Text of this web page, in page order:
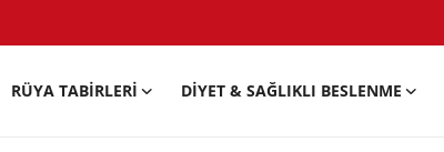
RÜYA TABIRLERI DIYET & SAĞLIKLI BESLENME